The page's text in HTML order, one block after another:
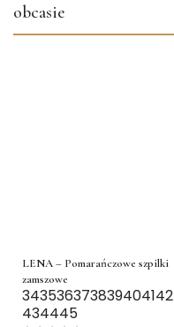
obcasie
LENA – Pomarańczowe szpilki
zamszowe
343536373839404142
434445